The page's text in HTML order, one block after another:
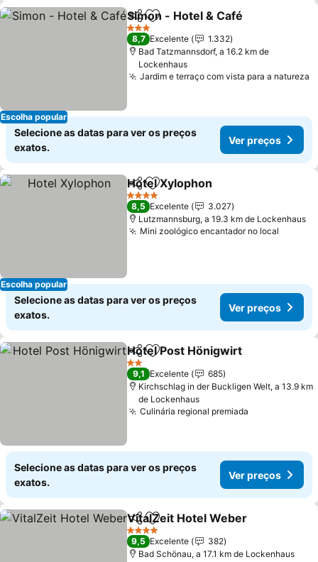
Escolha popular
PartilharAdicionar aos favoritos
Simon - Hotel & Café
3 Estrelas
8,7 Excelente
1.332
Bad Tatzmannsdorf, a 16.2 km de
Lockenhaus
Jardim e terraço com vista para a natureza
Selecione as datas para ver os preços
exatos.
Ver preços
Escolha popular
PartilharAdicionar aos favoritos
Hotel Xylophon
4 Estrelas
8,5 Excelente
3.027
Lutzmannsburg, a 19.3 km de Lockenhaus
Mini zoológico encantador no local
Selecione as datas para ver os preços
exatos.
Ver preços
PartilharAdicionar aos favoritos
Hotel Post Hönigwirt
2 Estrelas
9,1 Excelente
685
Kirchschlag in der Buckligen Welt, a 13.9 km
de Lockenhaus
Culinária regional premiada
Selecione as datas para ver os preços
exatos.
Ver preços
PartilharAdicionar aos favoritos
VitalZeit Hotel Weber
4 Estrelas
9,5 Excelente
382
Bad Schönau, a 17.1 km de Lockenhaus